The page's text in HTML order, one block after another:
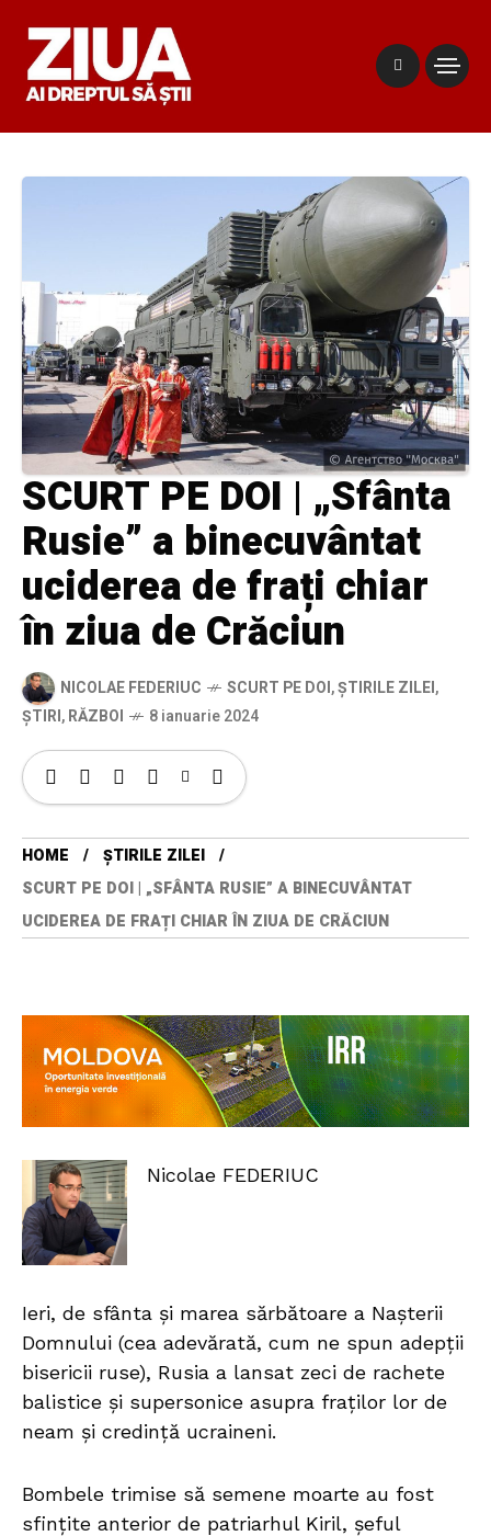
SCURT PE DOI | „Sfânta
Rusie” a binecuvântat
uciderea de frați chiar
în ziua de Crăciun
NICOLAE FEDERIUC SCURT PE DOI,ȘTIRILE ZILEI,
ȘTIRI,RĂZBOI 8 ianuarie 2024
HOME
ȘTIRILE ZILEI
SCURT PE DOI | „SFÂNTA RUSIE” A BINECUVÂNTAT
UCIDEREA DE FRAȚI CHIAR ÎN ZIUA DE CRĂCIUN
Nicolae FEDERIUC
Ieri, de sfânta și marea sărbătoare a Nașterii
Domnului (cea adevărată, cum ne spun adepții
bisericii ruse), Rusia a lansat zeci de rachete
balistice și supersonice asupra fraților lor de
neam și credință ucraineni.
Bombele trimise să semene moarte au fost
sfințite anterior de patriarhul Kiril, șeful